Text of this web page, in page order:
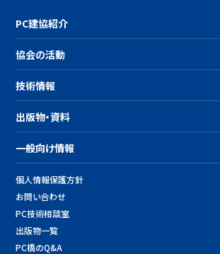
PC建協紹介
協会の活動
技術情報
出版物・資料
一般向け情報
個人情報保護方針
お問い合わせ
PC技術相談室
出版物一覧
PC橋のQ&A